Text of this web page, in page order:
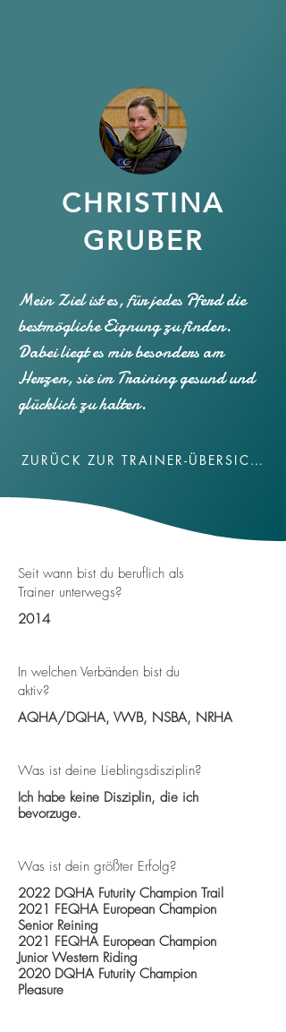
CHRISTINA
GRUBER
Mein Ziel ist es, für jedes Pferd die
bestmögliche Eignung zu finden.
Dabei liegt es mir besonders am
Herzen, sie im Training gesund und
glücklich zu halten.
ZURÜCK ZUR TRAINER-ÜBERSICHT
Seit wann bist du beruflich als
Trainer unterwegs?
2014
In welchen Verbänden bist du
aktiv?
AQHA/DQHA, VWB, NSBA, NRHA
Was ist deine Lieblingsdisziplin?
Ich habe keine Disziplin, die ich
bevorzuge.
Was ist dein größter Erfolg?
2022 DQHA Futurity Champion Trail
2021 FEQHA European Champion
Senior Reining
2021 FEQHA European Champion
Junior Western Riding
2020 DQHA Futurity Champion
Pleasure